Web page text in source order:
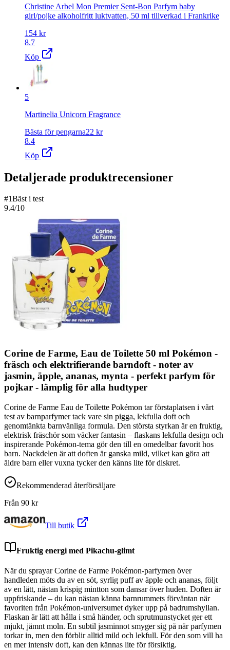
Christine Arbel Mon Premier Sent-Bon Parfym baby
girl/pojke alkoholfritt luktvatten, 50 ml tillverkad i Frankrike
154 kr
8.7
Köp
5
Martinelia Unicorn Fragrance
Bästa för pengarna22 kr
8.4
Köp
Detaljerade produktrecensioner
#1Bäst i test
9.4/10
Corine de Farme, Eau de Toilette 50 ml Pokémon -
fräsch och elektrifierande barndoft - noter av
jasmin, äpple, ananas, mynta - perfekt parfym för
pojkar - lämplig för alla hudtyper
Corine de Farme Eau de Toilette Pokémon tar förstaplatsen i vårt
test av barnparfymer tack vare sin pigga, lekfulla doft och
genomtänkta barnvänliga formula. Den största styrkan är en fruktig,
elektrisk fräschör som väcker fantasin – flaskans lekfulla design och
inspirerande Pokémon-tema gör den till en omedelbar favorit hos
barn. Nackdelen är att doften är ganska mild, vilket kan göra att
äldre barn eller vuxna tycker den känns lite för diskret.
Rekommenderad återförsäljare
Från 90 kr
Till butik
Fruktig energi med Pikachu-glimt
När du sprayar Corine de Farme Pokémon-parfymen över
handleden möts du av en söt, syrlig puff av äpple och ananas, följt
av en lätt, nästan krispig mintton som dansar över huden. Doften är
uppfriskande – du kan nästan känna barnrummets förväntan när
favoriten från Pokémon-universumet dyker upp på badrumshyllan.
Flaskan är lätt att hålla i små händer, och sprutmunstycket ger ett
mjukt, jämnt moln. En subtil jasminnot smyger sig på när parfymen
torkar in, men den förblir alltid mild och lekfull. För den som vill ha
en mer intensiv doft, kan den kännas lite för försiktig.